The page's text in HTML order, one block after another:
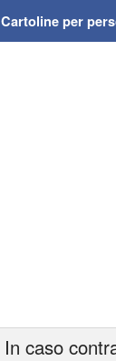
Cartoline per
caso